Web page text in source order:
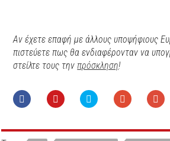
Αν έχετε επαφή με άλλους υποψήφιους
πιστεύετε πως θα ενδιαφέρονταν να
στείλτε τους την πρόσκληση!